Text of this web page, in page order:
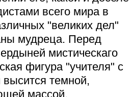
всего мира в
"великих дел"
мудреца. Перед
мистическаго
фигура "учителя" с
темной,
массой.